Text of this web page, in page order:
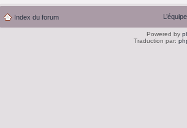
Index du forum
Powered by
Traduction par: